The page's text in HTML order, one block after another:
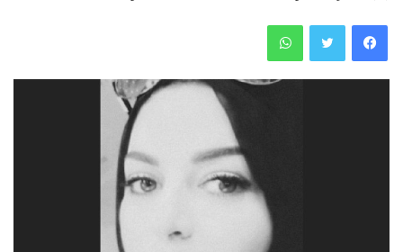
فيسبوك تويتر واتساب